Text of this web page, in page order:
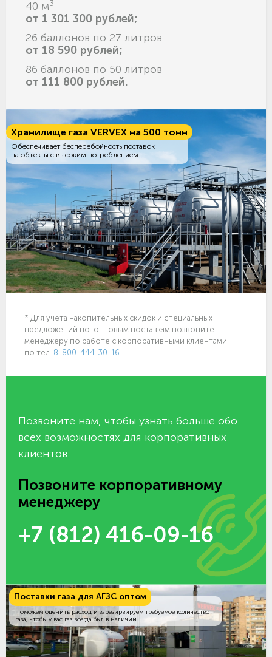
40 м3
от 1 301 300 рублей;
26 баллонов по 27 литров
от 18 590 рублей;
86 баллонов по 50 литров
от 111 800 рублей.
Хранилище газа VERVEX на 500 тонн
Обеспечивает бесперебойность поставок
на объекты с высоким потреблением
* Для учёта накопительных скидок и специальных
предложений по оптовым поставкам позвоните
менеджеру по работе с корпоративными клиентами
по тел. 8-800-444-30-16
Позвоните нам, чтобы узнать больше обо
всех возможностях для корпоративных
клиентов.
Позвоните корпоративному
менеджеру
+7 (812) 416-09-16
Поставки газа для АГЗС оптом
Поможем оценить расход и зарезирвируем требуемое количество
газа, чтобы у вас газ всегда был в наличии.